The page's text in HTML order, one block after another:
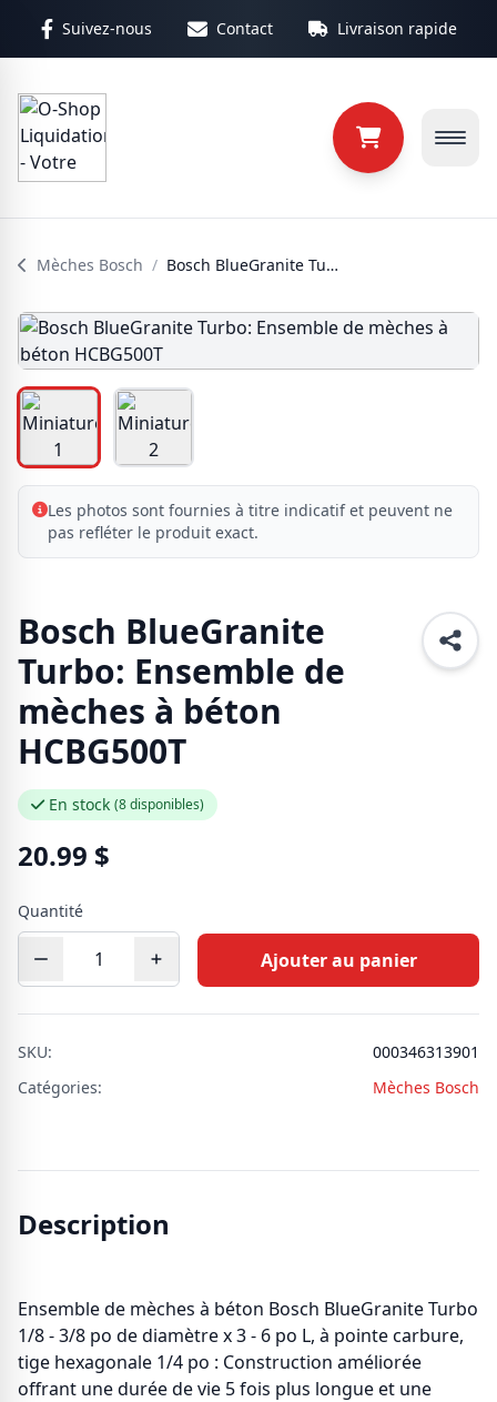
Suivez-nous Contact Livraison rapide
Mèches Bosch / Bosch BlueGranite Turbo: Ensemble de mèches à béton HCBG500T
Les photos sont fournies à titre indicatif et peuvent ne
pas refléter le produit exact.
Bosch BlueGranite
Turbo: Ensemble de
mèches à béton
HCBG500T
En stock (8 disponibles)
20.99 $
Quantité
Ajouter au panier
SKU:
000346313901
Catégories:
Mèches Bosch
Description
Ensemble de mèches à béton Bosch BlueGranite Turbo
1/8 - 3/8 po de diamètre x 3 - 6 po L, à pointe carbure,
tige hexagonale 1/4 po : Construction améliorée
offrant une durée de vie 5 fois plus longue et une